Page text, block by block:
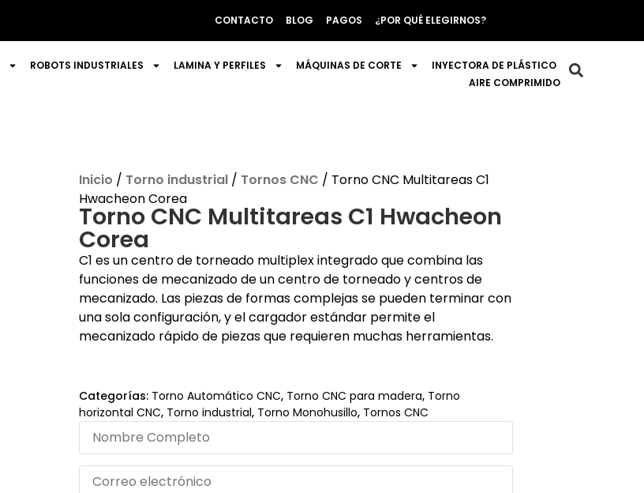
CONTACTO BLOG PAGOS ¿POR QUÉ ELEGIRNOS?
ROBOTS INDUSTRIALES LAMINA Y PERFILES MÁQUINAS DE CORTE
INYECTORA DE PLÁSTICO
AIRE COMPRIMIDO
Inicio / Torno industrial/ Tornos CNC / Torno CNC Multitareas C1
Hwacheon Corea
Torno CNC Multitareas C1 Hwacheon
Corea
C1 es un centro de torneado multiplex integrado que combina las
funciones de mecanizado de un centro de torneado y centros de
mecanizado. Las piezas de formas complejas se pueden terminar con
una sola configuración, y el cargador estándar permite el
mecanizado rápido de piezas que requieren muchas herramientas.
Categorías: Torno Automático CNC, Torno CNC para madera, Torno
horizontal CNC, Torno industrial, Torno Monohusillo, Tornos CNC